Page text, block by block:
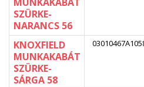
SZÜRKE-
NARANCS 56
KNOXFIELD
MUNKAKABÁT
SZÜRKE-
SÁRGA 58